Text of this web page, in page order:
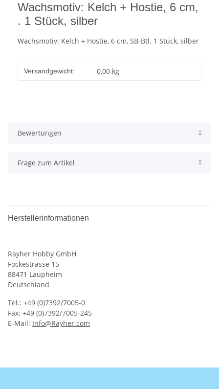
Wachsmotiv: Kelch + Hostie, 6 cm,
. 1 Stück, silber
Wachsmotiv: Kelch + Hostie, 6 cm, SB-Btl. 1 Stück, silber
Versandgewicht: 0,00 kg
Bewertungen
Frage zum Artikel
Herstellerinformationen
Rayher Hobby GmbH
Fockestrasse 15
88471 Laupheim
Deutschland
Tel.: +49 (0)7392/7005-0
Fax: +49 (0)7392/7005-245
E-Mail: Info@Rayher.com